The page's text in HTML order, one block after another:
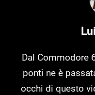
Dal Commodore
ponti ne è
occhi di questo